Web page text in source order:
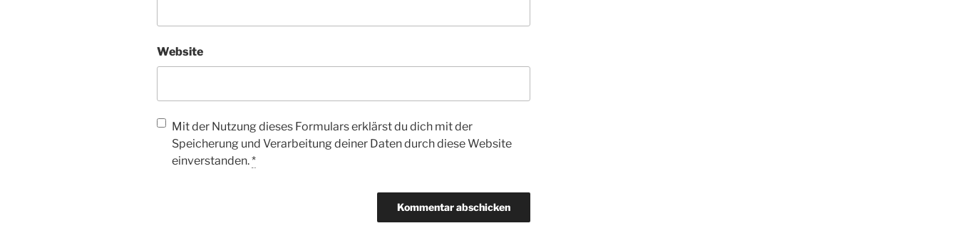
Website
Mit der Nutzung dieses Formulars erklärst du dich mit der
Speicherung und Verarbeitung deiner Daten durch diese Website
einverstanden.*